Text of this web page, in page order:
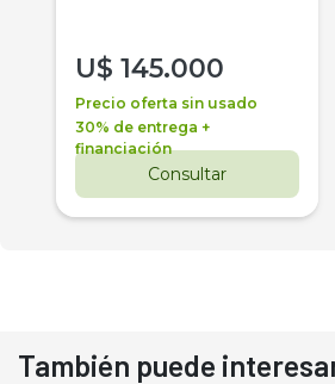
U$ 145.000
Precio oferta sin usado
30% de entrega +
financiación
Consultar
También puede